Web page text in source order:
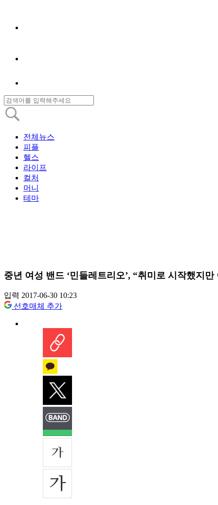
전체뉴스
피플
헬스
라이프
컬처
머니
테마
중년 여성 밴드 ‘민들레트리오’, “취미로 시작했지
입력 2017-06-30 10:23
선호매체 추가